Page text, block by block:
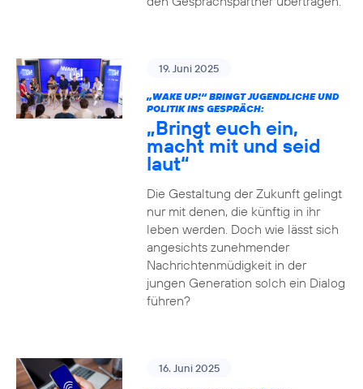
19. Juni 2025
„WAKE UP!“ BRINGT JUGENDLICHE UND
POLITIK INS GESPRÄCH:
„Bringt euch ein,
macht mit und seid
laut“
Die Gestaltung der Zukunft gelingt
nur mit denen, die künftig in ihr
leben werden. Doch wie lässt sich
angesichts zunehmender
Nachrichtenmüdigkeit in der
jungen Generation solch ein Dialog
führen?
16. Juni 2025